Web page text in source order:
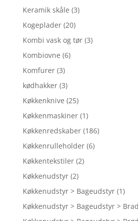
Keramik skåle (3)
Kogeplader (20)
Kombi vask og tør (3)
Kombiovne (6)
Komfurer (3)
kødhakker (3)
Køkkenknive (25)
Køkkenmaskiner (1)
Køkkenredskaber (186)
Køkkenrulleholder (6)
Køkkentekstiler (2)
Køkkenudstyr (2)
Køkkenudstyr > Bageudstyr (1)
Køkkenudstyr > Bageudstyr >